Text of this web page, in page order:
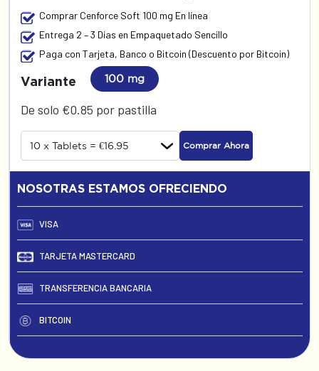
Comprar Cenforce Soft 100 mg En línea
Entrega 2 – 3 Días en Empaquetado Sencillo
Paga con Tarjeta, Banco o Bitcoin (Descuento por Bitcoin)
Variante 100 mg
De solo €0.85 por pastilla
Comprar Ahora
NOSOTRAS ESTAMOS OFRECIENDO
VISA
TARJETA MASTERCARD
TRANSFERENCIA BANCARIA
BITCOIN